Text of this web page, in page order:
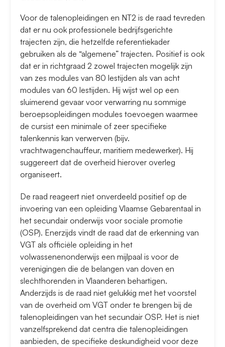
Voor de talenopleidingen en NT2 is de raad tevreden
dat er nu ook professionele bedrijfsgerichte
trajecten zijn, die hetzelfde referentiekader
gebruiken als de “algemene” trajecten. Positief is ook
dat er in richtgraad 2 zowel trajecten mogelijk zijn
van zes modules van 80 lestijden als van acht
modules van 60 lestijden. Hij wijst wel op een
sluimerend gevaar voor verwarring nu sommige
beroepsopleidingen modules toevoegen waarmee
de cursist een minimale of zeer specifieke
talenkennis kan verwerven (bijv.
vrachtwagenchauffeur, maritiem medewerker). Hij
suggereert dat de overheid hierover overleg
organiseert.
De raad reageert niet onverdeeld positief op de
invoering van een opleiding Vlaamse Gebarentaal in
het secundair onderwijs voor sociale promotie
(OSP). Enerzijds vindt de raad dat de erkenning van
VGT als officiële opleiding in het
volwassenenonderwijs een mijlpaal is voor de
verenigingen die de belangen van doven en
slechthorenden in Vlaanderen behartigen.
Anderzijds is de raad niet gelukkig met het voorstel
van de overheid om VGT onder te brengen bij de
talenopleidingen van het secundair OSP. Het is niet
vanzelfsprekend dat centra die talenopleidingen
aanbieden, de specifieke deskundigheid voor deze